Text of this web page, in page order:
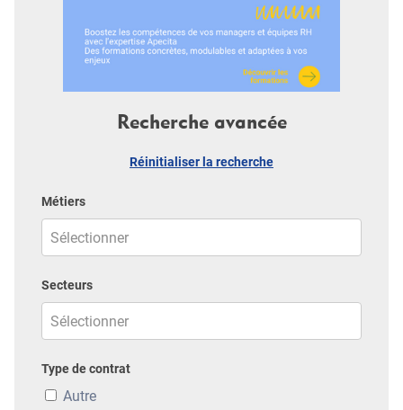
Recherche avancée
Réinitialiser la recherche
Métiers
Secteurs
Type de contrat
Autre